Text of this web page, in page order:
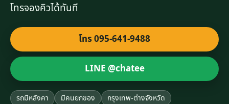
โทรจองคิวได้ทันที
โทร 095-641-9488
LINE @chatee
รถมีหลังคา มีคนยกของ กรุงเทพ-ต่างจังหวัด